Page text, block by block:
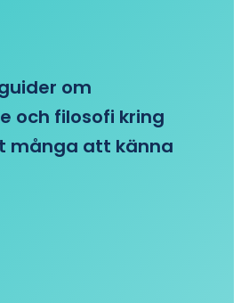
om
och filosofi kring
många att känna